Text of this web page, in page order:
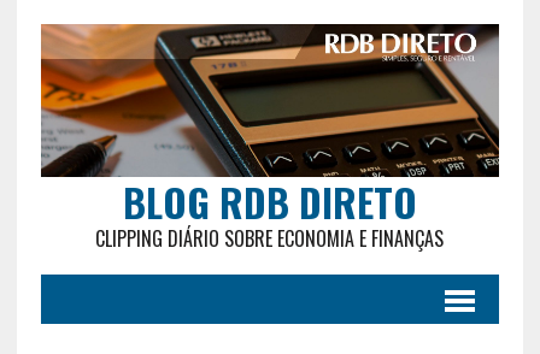
BLOG RDB DIRETO
CLIPPING DIÁRIO SOBRE ECONOMIA E FINANÇAS